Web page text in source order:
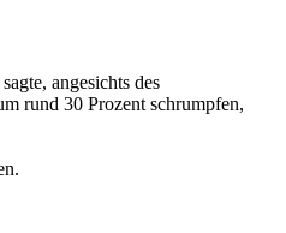
angesichts des
rund 30 Prozent schrumpfen,